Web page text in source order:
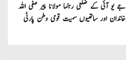
جے یو آئی کے ضلعی رہنما مولانا پیر صفی اللہ
خاندان اور ساتھیوں سمیت قومی وطن پارٹی